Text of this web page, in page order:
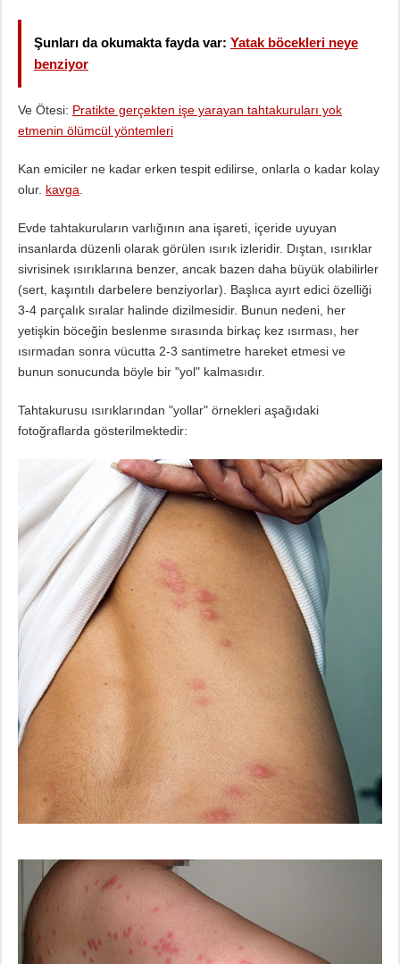
Şunları da okumakta fayda var: Yatak böcekleri neye
benziyor
Ve Ötesi: Pratikte gerçekten işe yarayan tahtakuruları yok
etmenin ölümcül yöntemleri
Kan emiciler ne kadar erken tespit edilirse, onlarla o kadar kolay
olur. kavga.
Evde tahtakuruların varlığının ana işareti, içeride uyuyan
insanlarda düzenli olarak görülen ısırık izleridir. Dıştan, ısırıklar
sivrisinek ısırıklarına benzer, ancak bazen daha büyük olabilirler
(sert, kaşıntılı darbelere benziyorlar). Başlıca ayırt edici özelliği
3-4 parçalık sıralar halinde dizilmesidir. Bunun nedeni, her
yetişkin böceğin beslenme sırasında birkaç kez ısırması, her
ısırmadan sonra vücutta 2-3 santimetre hareket etmesi ve
bunun sonucunda böyle bir "yol" kalmasıdır.
Tahtakurusu ısırıklarından "yollar" örnekleri aşağıdaki
fotoğraflarda gösterilmektedir: